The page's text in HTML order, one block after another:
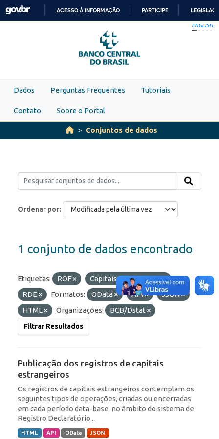
Skip to main content
PARA
O
CONTEÚDO
ACESSO À INFORMAÇÃO PARTICIPE
ENGLISH
Dados Perguntas Frequentes Tutoriais
Contato Sobre o Portal
Conjuntos de dados
Ordenar por
1 conjunto de dados encontrado
Etiquetas: ROF
Capitais Estrangeiros
RDE
Formatos: OData API
JSON
HTML
Organizações: BCB/Dstat
Filtrar Resultados
Publicação dos registros de capitais
estrangeiros
Os registros de capitais estrangeiros contemplam os
seguintes tipos de operações, criadas ou encerradas
em cada período data-base, no âmbito do sistema de
Registro Declaratório...
HTML API OData JSON